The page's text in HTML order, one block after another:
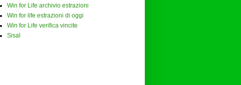
Win for Life archivio estrazioni
Win for life estrazioni di oggi
Win for Life verifica vincite
Sisal